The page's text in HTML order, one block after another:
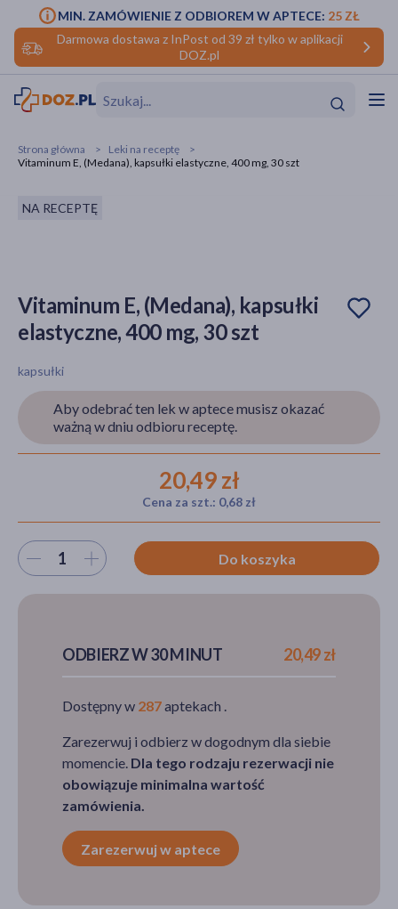
Darmowa dostawa z InPost od 39 zł tylko w aplikacji
DOZ.pl
MIN. ZAMÓWIENIE Z ODBIOREM W APTECE: 25 ZŁ
Hit
makijażu
Strona główna
Leki na receptę
Vitaminum E, (Medana), kapsułki elastyczne, 400 mg, 30 szt
NA RECEPTĘ
Vitaminum E, (Medana), kapsułki
elastyczne, 400 mg, 30 szt
kapsułki
Aby odebrać ten lek w aptece musisz okazać
ważną w dniu odbioru receptę.
20,49 zł
Cena za szt.: 0,68 zł
Wybierz ilość Do koszyka
ODBIERZ W 30 MINUT 20,49 zł
Dostępny w 287aptekach .
Zarezerwuj i odbierz w dogodnym dla siebie
momencie. Dla tego rodzaju rezerwacji nie
obowiązuje minimalna wartość
zamówienia.
Zarezerwuj w aptece